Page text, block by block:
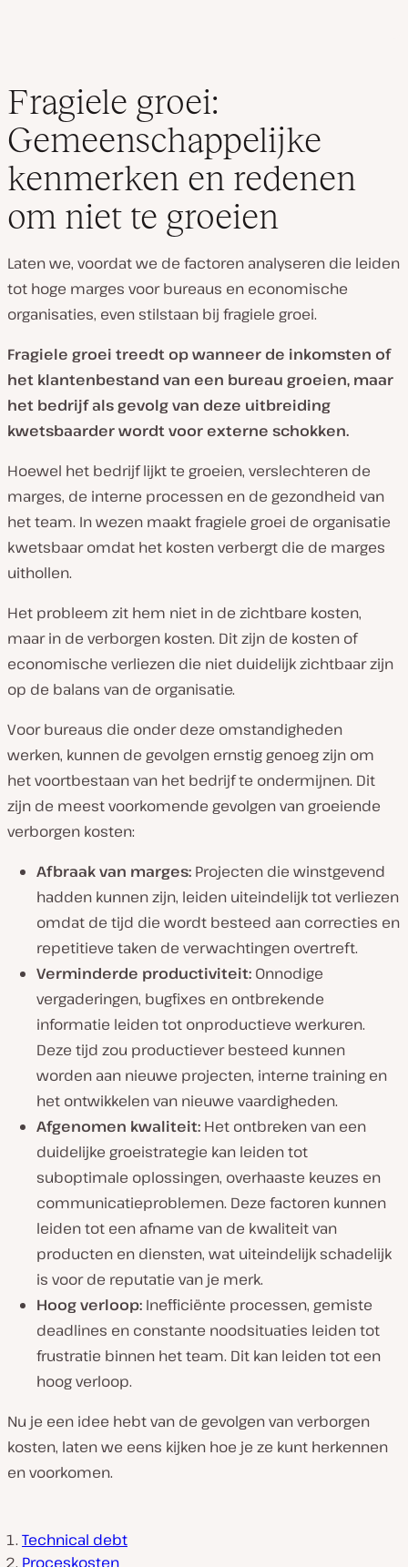
Fragiele groei:
Gemeenschappelijke
kenmerken en redenen
om niet te groeien
Laten we, voordat we de factoren analyseren die leiden
tot hoge marges voor bureaus en economische
organisaties, even stilstaan bij fragiele groei.
Fragiele groei treedt op wanneer de inkomsten of
het klantenbestand van een bureau groeien, maar
het bedrijf als gevolg van deze uitbreiding
kwetsbaarder wordt voor externe schokken.
Hoewel het bedrijf lijkt te groeien, verslechteren de
marges, de interne processen en de gezondheid van
het team. In wezen maakt fragiele groei de organisatie
kwetsbaar omdat het kosten verbergt die de marges
uithollen.
Het probleem zit hem niet in de zichtbare kosten,
maar in de verborgen kosten. Dit zijn de kosten of
economische verliezen die niet duidelijk zichtbaar zijn
op de balans van de organisatie.
Voor bureaus die onder deze omstandigheden
werken, kunnen de gevolgen ernstig genoeg zijn om
het voortbestaan van het bedrijf te ondermijnen. Dit
zijn de meest voorkomende gevolgen van groeiende
verborgen kosten:
Afbraak van marges: Projecten die winstgevend
hadden kunnen zijn, leiden uiteindelijk tot verliezen
omdat de tijd die wordt besteed aan correcties en
repetitieve taken de verwachtingen overtreft.
Verminderde productiviteit: Onnodige
vergaderingen, bugfixes en ontbrekende
informatie leiden tot onproductieve werkuren.
Deze tijd zou productiever besteed kunnen
worden aan nieuwe projecten, interne training en
het ontwikkelen van nieuwe vaardigheden.
Afgenomen kwaliteit: Het ontbreken van een
duidelijke groeistrategie kan leiden tot
suboptimale oplossingen, overhaaste keuzes en
communicatieproblemen. Deze factoren kunnen
leiden tot een afname van de kwaliteit van
producten en diensten, wat uiteindelijk schadelijk
is voor de reputatie van je merk.
Hoog verloop: Inefficiënte processen, gemiste
deadlines en constante noodsituaties leiden tot
frustratie binnen het team. Dit kan leiden tot een
hoog verloop.
Nu je een idee hebt van de gevolgen van verborgen
kosten, laten we eens kijken hoe je ze kunt herkennen
en voorkomen.
Technical debt
Proceskosten